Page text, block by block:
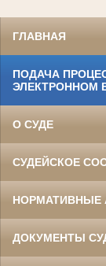
ГЛАВНАЯ
ПОДАЧА
ЭЛЕКТРОННОМ
О СУДЕ
СУДЕЙСКОЕ
НОРМАТИВНЫЕ
ДОКУМЕНТЫ